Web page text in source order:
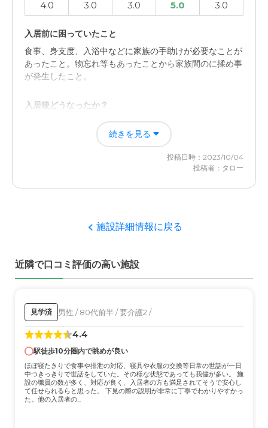
介護医療サービスについて
実際に利用していないので、詳細についてはわからない
った。
駅近でアクセスが良く、周りに商業施設も多くとても便利
にも不自由なく過ごせそうだった。
一般的な介護施設と同等という印象だった。かなり前にな
るので、今は料金は変わっていると思う。
4.0 3.0 3.0 5.0 3.0
入居前に困っていたこと
食事、身支度、入浴中などに家族の手助けが必要なことが
あったこと。物忘れ等もあったことから家族間のに揉め事
が発生したこと。
入居後どうなったか？
施設スタッフの方々のおかげで家族の介護の負担が減った
ため。一週間に一度程度の施設訪問だけで、家族全員がそ
れぞれの仕事に専念できるように成ったため。
職員・スタッフ・他入居者の雰囲気について
額した他の施設の場合と、似たり寄ったりだと思った。
施設が駅のすぐ近くにあることが最大化のメリットで、外
観，内装、居室、設備は標準的だと思ったが
介護医療サービスについて
見学した他の3施設と比較し、本施設の介護・医療サービ
スは大きくは異ならないような印象を受けた。
続きを見る
投稿日時：2023/10/04
投稿者：タロー
施設詳細情報に戻る
近隣で口コミ評価の高い施設
見学済 男性 / 80代前半 / 要介護2 /
4.4
駅徒歩10分圏内で眺めが良い
ほぼ寝たきりで食事や排泄の対応、寝具や衣服の交換等日常の世話が一日
中つきっきりで世話をしていた。その様な状態であっても我儘が多い。 施
設の職員の数が多く、対応が良く、入居者の方も満足されてそうで安心し
て任せられるらと思った。 下見の際の説明が非常に丁寧でわかりやすかっ
た。他の入居者の...